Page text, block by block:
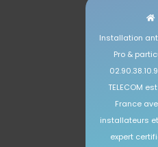
Installation
Pro &
TELECOM
France
installateurs
expert